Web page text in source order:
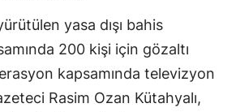
yasa dışı bahis
200 kişi için gözaltı
kapsamında televizyon
Rasim Ozan Kütahyalı,